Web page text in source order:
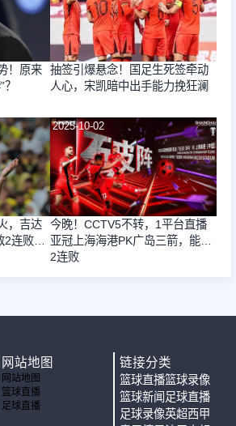
！原来
抽签引爆悬念！国足生死签牵动
人心，宋凯暗中出手能力挽狂澜
，吉达
连败惨
2025-10-02
今晚！CCTV5不转，1平台直播
亚冠上海海港PK广岛三箭，能否
2连败
网站地图
网站地图
篮球直播
足球直播
链接分类
篮球直播篮球录像
篮球新闻 足球直播
足球录像英超西甲